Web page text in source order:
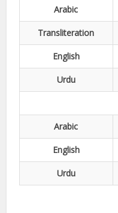
Arabic
Transliteration
English
Urdu
Arabic
English
Urdu